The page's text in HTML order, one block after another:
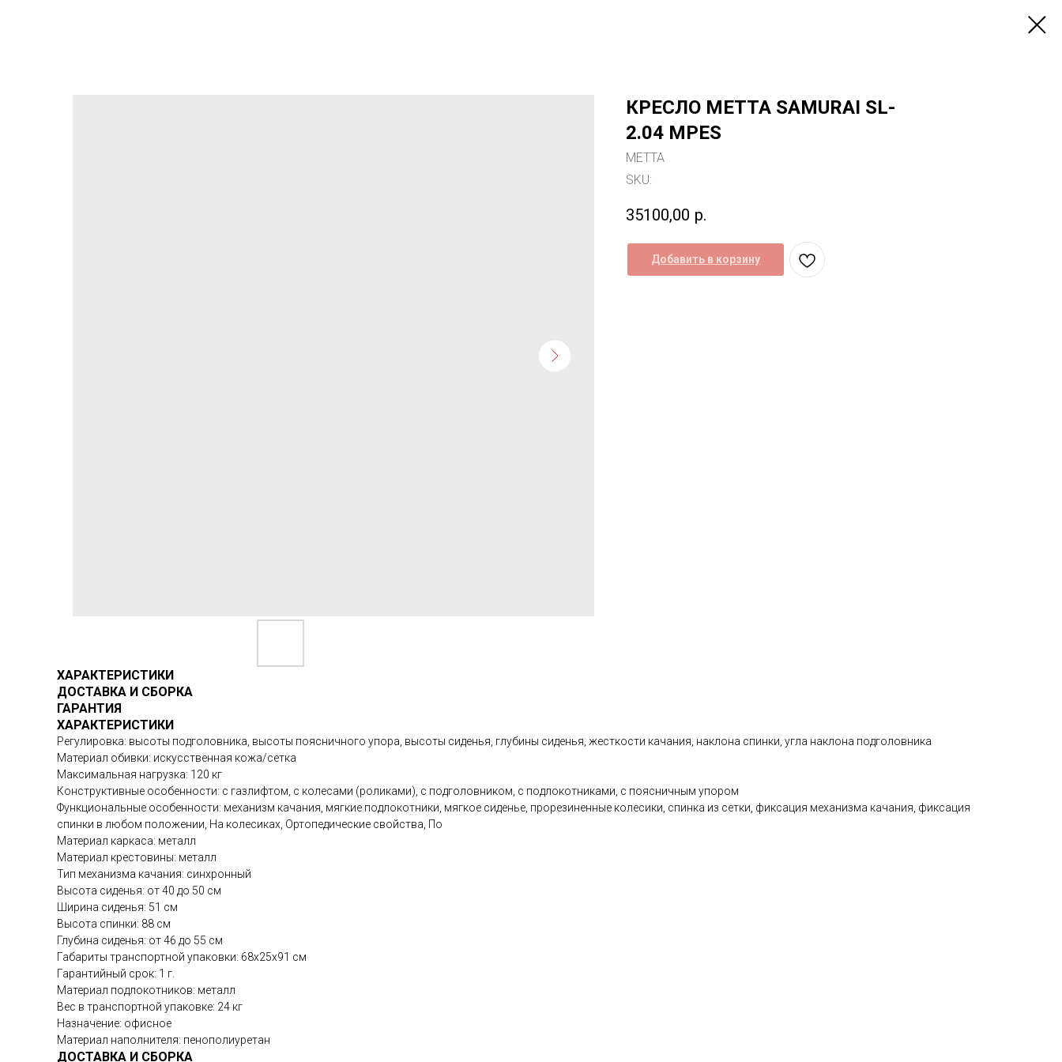
КРЕСЛО МЕТТА SAMURAI SL-
2.04 MPES
МЕТТА
SKU:
35100,00 р.
Добавить в корзину
ХАРАКТЕРИСТИКИ
ДОСТАВКА И СБОРКА
ГАРАНТИЯ
ХАРАКТЕРИСТИКИ
Регулировка: высоты подголовника, высоты поясничного упора, высоты сиденья, глубины сиденья, жесткости качания, наклона спинки, угла наклона подголовника
Материал обивки: искусственная кожа/сетка
Максимальная нагрузка: 120 кг
Конструктивные особенности: с газлифтом, с колесами (роликами), с подголовником, с подлокотниками, с поясничным упором
Функциональные особенности: механизм качания, мягкие подлокотники, мягкое сиденье, прорезиненные колесики, спинка из сетки, фиксация механизма качания, фиксация
спинки в любом положении, На колесиках, Ортопедические свойства, По
Материал каркаса: металл
Материал крестовины: металл
Тип механизма качания: синхронный
Высота сиденья: от 40 до 50 см
Ширина сиденья: 51 см
Высота спинки: 88 см
Глубина сиденья: от 46 до 55 см
Габариты транспортной упаковки: 68х25х91 см
Гарантийный срок: 1 г.
Материал подлокотников: металл
Вес в транспортной упаковке: 24 кг
Назначение: офисное
Материал наполнителя: пенополиуретан
ДОСТАВКА И СБОРКА